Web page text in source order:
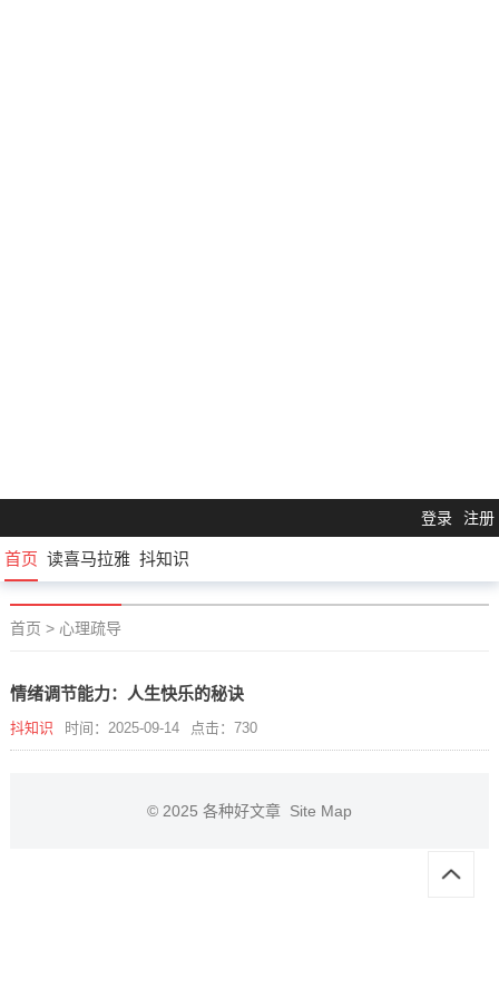
登录 注册
首页 读喜马拉雅 抖知识
首页 > 心理疏导
情绪调节能力：人生快乐的秘诀
抖知识 时间：2025-09-14 点击：730
© 2025 各种好文章 Site Map